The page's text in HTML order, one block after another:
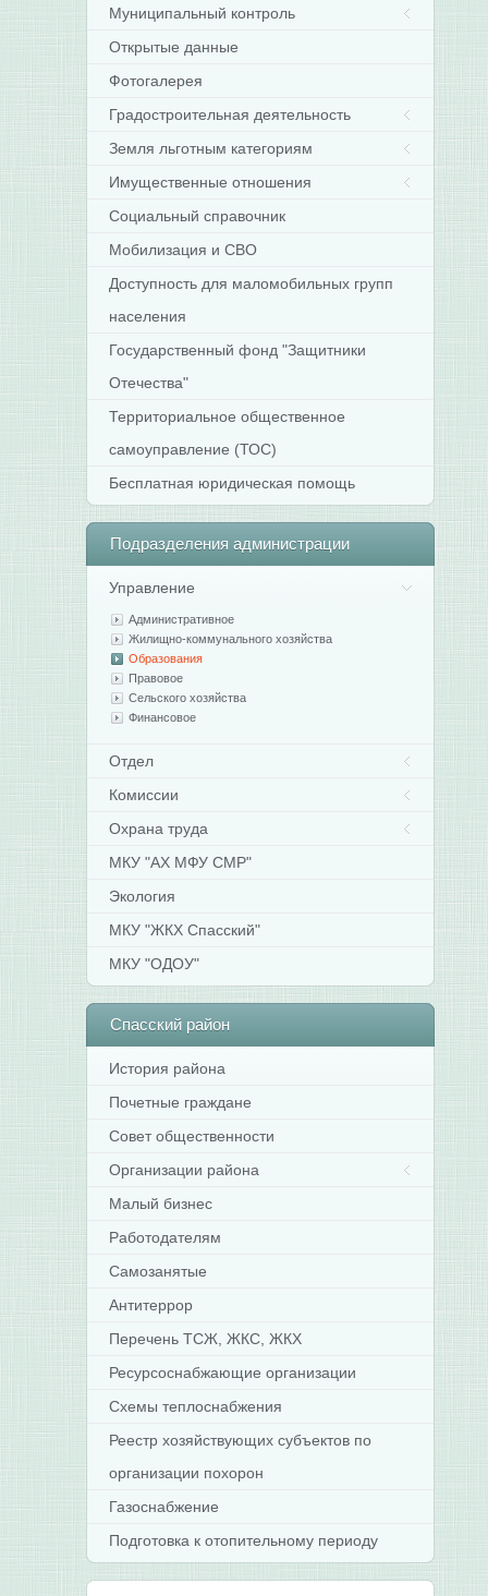
Муниципальный контроль
Открытые данные
Фотогалерея
Градостроительная деятельность
Земля льготным категориям
Имущественные отношения
Социальный справочник
Мобилизация и СВО
Доступность для маломобильных групп
населения
Государственный фонд "Защитники
Отечества"
Территориальное общественное
самоуправление (ТОС)
Бесплатная юридическая помощь
Подразделения администрации
Управление
Административное
Жилищно-коммунального хозяйства
Образования
Правовое
Сельского хозяйства
Финансовое
Отдел
Комиссии
Охрана труда
МКУ "АХ МФУ СМР"
Экология
МКУ "ЖКХ Спасский"
МКУ "ОДОУ"
Спасскийрайон
История района
Почетные граждане
Совет общественности
Организации района
Малый бизнес
Работодателям
Самозанятые
Антитеррор
Перечень ТСЖ, ЖКС, ЖКХ
Ресурсоснабжающие организации
Схемы теплоснабжения
Реестр хозяйствующих субъектов по
организации похорон
Газоснабжение
Подготовка к отопительному периоду